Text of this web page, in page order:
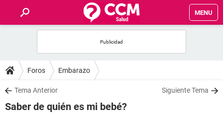
MENU
FOROS
SALUD
Foros Embarazo
Tema Anterior Siguiente Tema
Saber de quién es mi bebé?